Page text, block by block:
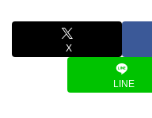
X
LINE